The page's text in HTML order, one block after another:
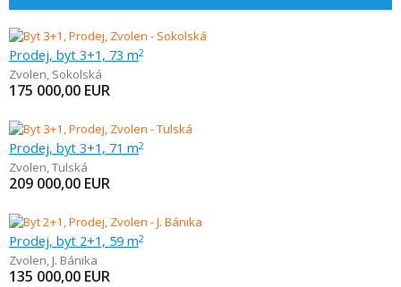
Prodej, byt 3+1, 73 m2
Zvolen, Sokolská
175 000,00 EUR
Prodej, byt 3+1, 71 m2
Zvolen,Tulská
209 000,00 EUR
Prodej, byt 2+1, 59 m2
Zvolen, J. Bánika
135 000,00 EUR